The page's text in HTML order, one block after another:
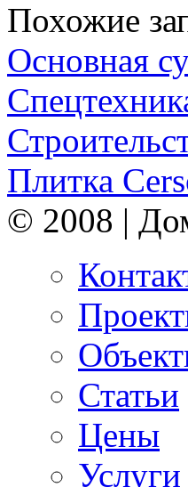
Похожие
Основная
Плитка
© 2008 |
Статьи
Цены
Услуги